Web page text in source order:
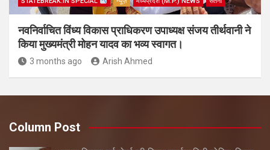
नवनिर्वाचित विंध्य विकास प्राधिकरण उपाध्यक्ष संजय तीर्थवानी ने
किया मुख्यमंत्री मोहन यादव का भव्य स्वागत।
3 months ago Arish Ahmed
Column Post